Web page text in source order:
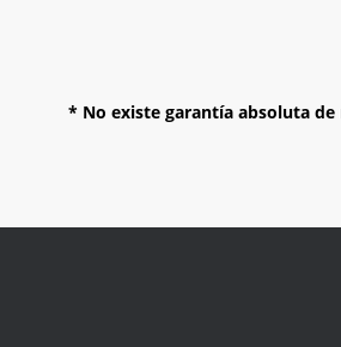
* No existe garantía absoluta